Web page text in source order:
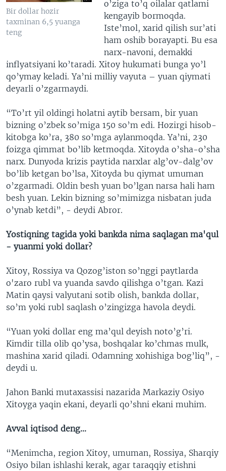
Bir dollar hozir
taxminan 6,5 yuanga
teng
o’ziga to’q oilalar qatlami
kengayib bormoqda.
Iste’mol, xarid qilish sur’ati
ham oshib borayapti. Bu esa
narx-navoni, demakki
inflyatsiyani ko’taradi. Xitoy hukumati bunga yo’l
qo’ymay keladi. Ya’ni milliy vayuta – yuan qiymati
deyarli o’zgarmaydi.
“To’rt yil oldingi holatni aytib bersam, bir yuan
bizning o’zbek so’miga 150 so’m edi. Hozirgi hisob-
kitobga ko’ra, 380 so’mga aylanmoqda. Ya’ni, 230
foizga qimmat bo’lib ketmoqda. Xitoyda o’sha-o’sha
narx. Dunyoda krizis paytida narxlar alg’ov-dalg’ov
bo’lib ketgan bo’lsa, Xitoyda bu qiymat umuman
o’zgarmadi. Oldin besh yuan bo’lgan narsa hali ham
besh yuan. Lekin bizning so’mimizga nisbatan juda
o’ynab ketdi”, - deydi Abror.
Yostiqning tagida yoki bankda nima saqlagan ma'qul
- yuanmi yoki dollar?
Xitoy, Rossiya va Qozog’iston so’nggi paytlarda
o'zaro rubl va yuanda savdo qilishga o’tgan. Kazi
Matin qaysi valyutani sotib olish, bankda dollar,
so’m yoki rubl saqlash o’zingizga havola deydi.
“Yuan yoki dollar eng ma’qul deyish noto’g’ri.
Kimdir tilla olib qo’ysa, boshqalar ko’chmas mulk,
mashina xarid qiladi. Odamning xohishiga bog’liq”, -
deydi u.
Jahon Banki mutaxassisi nazarida Markaziy Osiyo
Xitoyga yaqin ekani, deyarli qo’shni ekani muhim.
Avval iqtisod deng...
“Menimcha, region Xitoy, umuman, Rossiya, Sharqiy
Osiyo bilan ishlashi kerak, agar taraqqiy etishni